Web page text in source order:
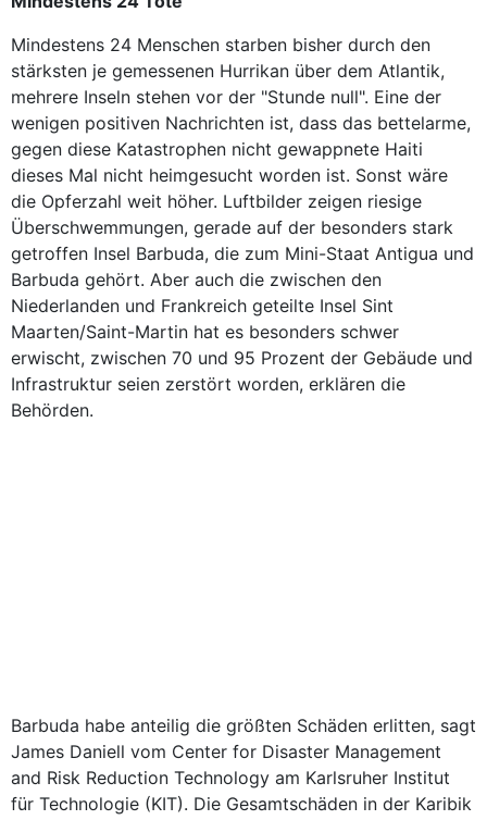
Mindestens 24 Menschen starben bisher durch den
stärksten je gemessenen Hurrikan über dem Atlantik,
mehrere Inseln stehen vor der "Stunde null". Eine der
wenigen positiven Nachrichten ist, dass das bettelarme,
gegen diese Katastrophen nicht gewappnete Haiti
dieses Mal nicht heimgesucht worden ist. Sonst wäre
die Opferzahl weit höher. Luftbilder zeigen riesige
Überschwemmungen, gerade auf der besonders stark
getroffen Insel Barbuda, die zum Mini-Staat Antigua und
Barbuda gehört. Aber auch die zwischen den
Niederlanden und Frankreich geteilte Insel Sint
Maarten/Saint-Martin hat es besonders schwer
erwischt, zwischen 70 und 95 Prozent der Gebäude und
Infrastruktur seien zerstört worden, erklären die
Behörden.
Barbuda habe anteilig die größten Schäden erlitten, sagt
James Daniell vom Center for Disaster Management
and Risk Reduction Technology am Karlsruher Institut
für Technologie (KIT). Die Gesamtschäden in der Karibik